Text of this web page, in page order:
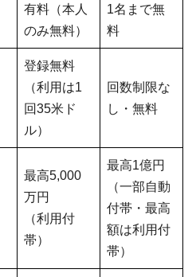
有料（本人
のみ無料）
1名まで無
料
登録無料
（利用は1
回35米ド
ル）
回数制限な
し・無料
最高5,000
万円
（利用付
帯）
最高1億円
（一部自動
付帯・最高
額は利用付
帯）